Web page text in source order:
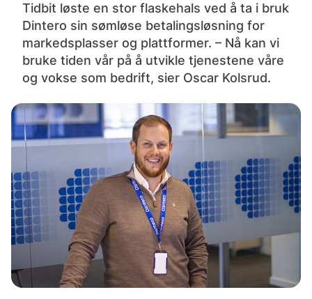
Tidbit løste en stor flaskehals ved å ta i bruk
Dintero sin sømløse betalingsløsning for
markedsplasser og plattformer. – Nå kan vi
bruke tiden vår på å utvikle tjenestene våre
og vokse som bedrift, sier Oscar Kolsrud.